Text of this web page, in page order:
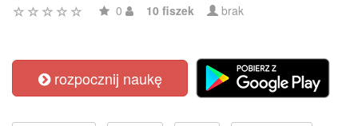
0 10 fiszek brak
rozpocznij naukę